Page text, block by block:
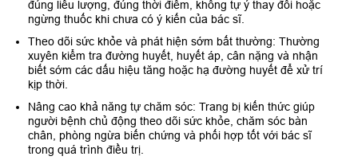
đúng liều lượng, đúng thời điểm, không tự ý thay đổi hoặc
ngừng thuốc khi chưa có ý kiến của bác sĩ.
Theo dõi sức khỏe và phát hiện sớm bất thường: Thường
xuyên kiểm tra đường huyết, huyết áp, cân nặng và nhận
biết sớm các dấu hiệu tăng hoặc hạ đường huyết để xử trí
kịp thời.
Nâng cao khả năng tự chăm sóc: Trang bị kiến thức giúp
người bệnh chủ động theo dõi sức khỏe, chăm sóc bàn
chân, phòng ngừa biến chứng và phối hợp tốt với bác sĩ
trong quá trình điều trị.